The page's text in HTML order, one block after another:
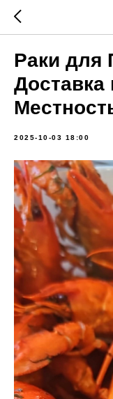
Раки для
2025-10-03 18:00